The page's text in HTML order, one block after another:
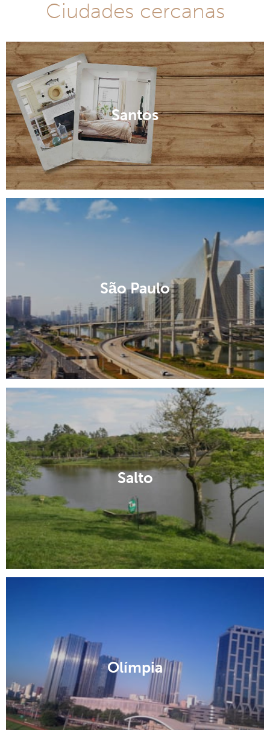
Ciudades cercanas
Santos
São Paulo
Salto
Olímpia